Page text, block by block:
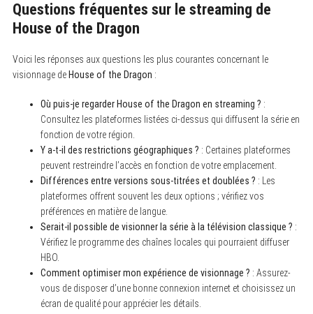
Questions fréquentes sur le streaming de
House of the Dragon
Voici les réponses aux questions les plus courantes concernant le
visionnage de House of the Dragon :
Où puis-je regarder House of the Dragon en streaming ? :
Consultez les plateformes listées ci-dessus qui diffusent la série en
fonction de votre région.
Y a-t-il des restrictions géographiques ? : Certaines plateformes
peuvent restreindre l’accès en fonction de votre emplacement.
Différences entre versions sous-titrées et doublées ? : Les
plateformes offrent souvent les deux options ; vérifiez vos
préférences en matière de langue.
Serait-il possible de visionner la série à la télévision classique ? :
Vérifiez le programme des chaînes locales qui pourraient diffuser
HBO.
Comment optimiser mon expérience de visionnage ? : Assurez-
vous de disposer d’une bonne connexion internet et choisissez un
écran de qualité pour apprécier les détails.
S
e
a